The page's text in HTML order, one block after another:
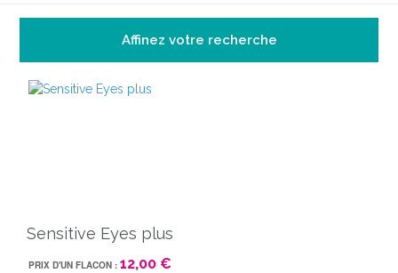
Affinez votre recherche
Sensitive Eyes plus
PRIX D'UN FLACON : 12,00 €